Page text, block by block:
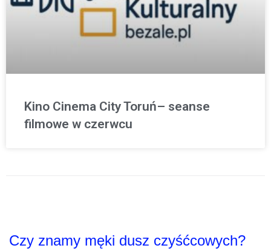
Kino Cinema City Toruń– seanse
filmowe w czerwcu
Czy znamy męki dusz czyśćcowych?